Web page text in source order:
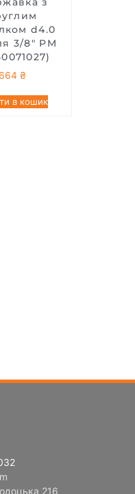
d4.0
3/8″ PM
664₴
в кошик
216